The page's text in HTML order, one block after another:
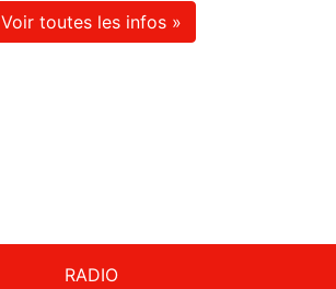
Voir toutes les infos »
RADIO